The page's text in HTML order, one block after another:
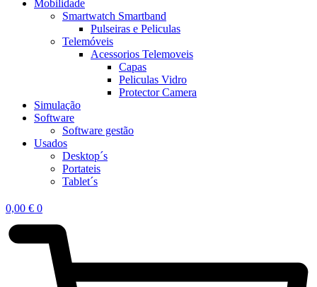
Mobilidade
Smartwatch Smartband
Pulseiras e Peliculas
Telemóveis
Acessorios Telemoveis
Capas
Peliculas Vidro
Protector Camera
Simulação
Software
Software gestão
Usados
Desktop´s
Portateis
Tablet´s
0,00 € 0